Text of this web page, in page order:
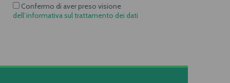
Confermo di aver preso visione
dell’informativa sul trattamento dei dati